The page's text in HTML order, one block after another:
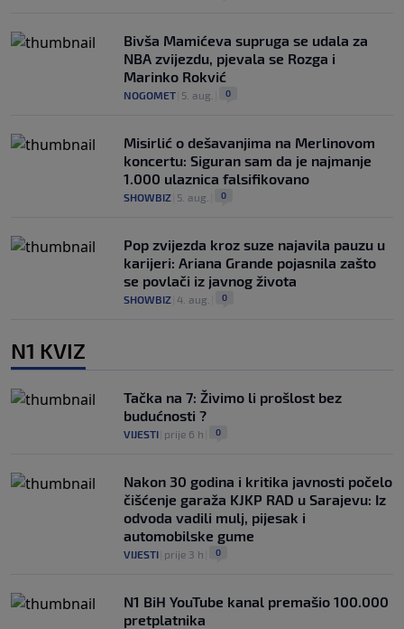
Bivša Mamićeva supruga se udala za
NBA zvijezdu, pjevala se Rozga i
Marinko Rokvić
NOGOMET 5. aug. 0
Misirlić o dešavanjima na Merlinovom
koncertu: Siguran sam da je najmanje
1.000 ulaznica falsifikovano
SHOWBIZ 5. aug. 0
Pop zvijezda kroz suze najavila pauzu u
karijeri: Ariana Grande pojasnila zašto
se povlači iz javnog života
SHOWBIZ 4. aug. 0
N1 KVIZ
Tačka na 7: Živimo li prošlost bez
budućnosti ?
VIJESTI prije 6 h 0
Nakon 30 godina i kritika javnosti počelo
čišćenje garaža KJKP RAD u Sarajevu: Iz
odvoda vadili mulj, pijesak i
automobilske gume
VIJESTI prije 3 h 0
N1 BiH YouTube kanal premašio 100.000
pretplatnika